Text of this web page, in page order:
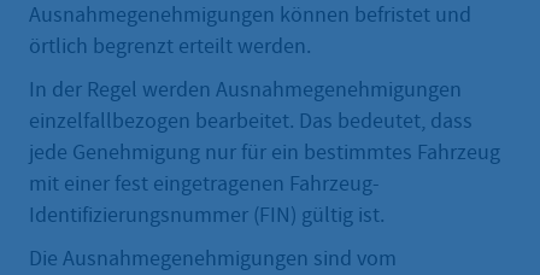
Ausnahmegenehmigungen können befristet und
örtlich begrenzt erteilt werden.
In der Regel werden Ausnahmegenehmigungen
einzelfallbezogen bearbeitet. Das bedeutet, dass
jede Genehmigung nur für ein bestimmtes Fahrzeug
mit einer fest eingetragenen Fahrzeug-
Identifizierungsnummer (FIN) gültig ist.
Die Ausnahmegenehmigungen sind vom